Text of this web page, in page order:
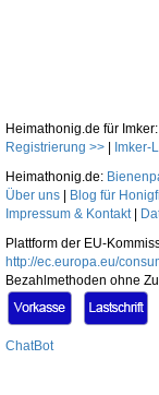
Heimathonig.de für Imker:
Registrierung >>
Imker-
Heimathonig.de:
Über uns
Blog für
Impressum & Kontakt|
Plattform der EU-
http://ec.europa.eu/
Bezahlmethoden ohne
ChatBot